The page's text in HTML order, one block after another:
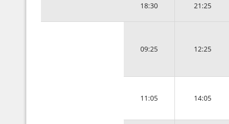
18:30 21:25
09:25 12:25
11:05 14:05